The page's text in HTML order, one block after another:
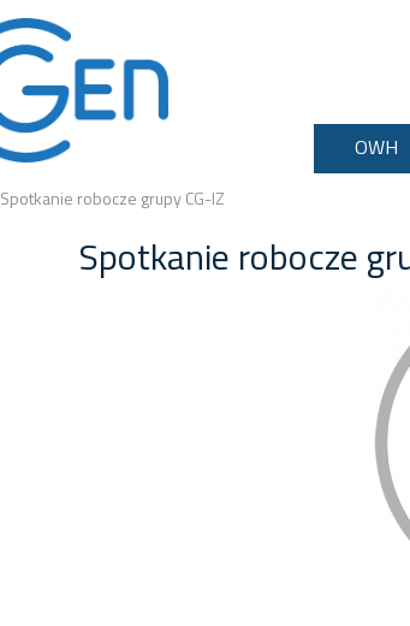
OWH
Spotkanie robocze grupy CG-IZ
Spotkanie robocze